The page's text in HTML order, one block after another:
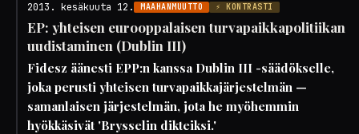
2013. kesäkuuta 12. MAAHANMUUTTO ⚡ KONTRASTI
EP: yhteisen eurooppalaisen turvapaikkapolitiikan
uudistaminen (Dublin III)
Fidesz äänesti EPP:n kanssa Dublin III -säädökselle,
joka perusti yhteisen turvapaikkajärjestelmän —
samanlaisen järjestelmän, jota he myöhemmin
hyökkäsivät 'Brysselin dikteiksi.'